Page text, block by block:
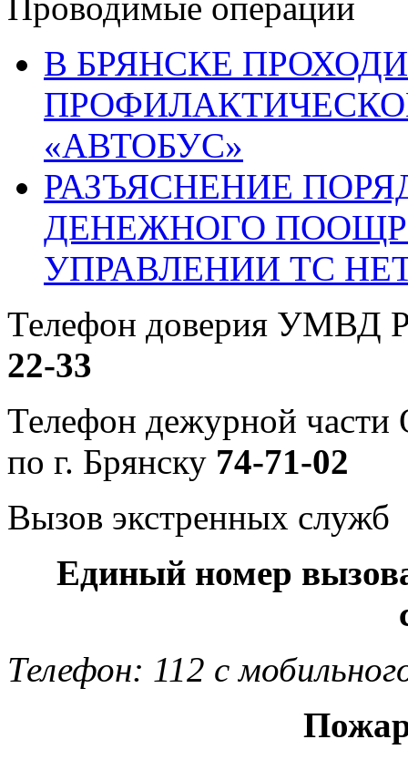
Проводимые операции
В БРЯНСКЕ
«АВТОБУС»
РАЗЪЯСНЕНИЕ
ДЕНЕЖНОГО
УПРАВЛЕНИИ ТС
Телефон доверия УМВД
22-33
Телефон дежурной
по г. Брянску 74-71-02
Вызов экстренных служб
Единый номер
Телефон: 112 с